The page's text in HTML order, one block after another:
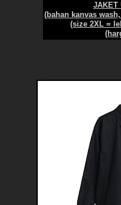
JAKET
(bahan kanvas
(size 2XL =